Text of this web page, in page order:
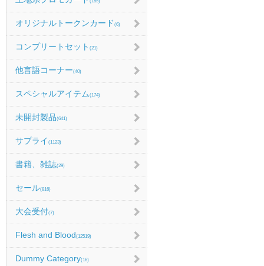
オリジナルトークンカード (6)
コンプリートセット (21)
他言語コーナー(40)
スペシャルアイテム (174)
未開封製品(641)
サプライ (1123)
書籍、雑誌(29)
セール(816)
大会受付(7)
Flesh and Blood(12519)
Dummy Category(16)